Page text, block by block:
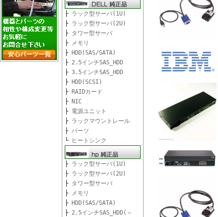
├ ラック型サーバ(1U)
├ ラック型サーバ(2U)
├ タワー型サーバ
├ メモリ
├ HDD(SAS/SATA)
├ 2.5インチSAS_HDD
├ 3.5インチSAS_HDD
├ HDD(SCSI)
├ RAIDカード
├ NIC
├ 電源ユニット
├ ラックマウントレール
├ パーツ
└ ヒートシンク
├ ラック型サーバ(1U)
├ ラック型サーバ(2U)
├ タワー型サーバ
├ メモリ
├ HDD(SAS/SATA)
├ 2.5インチSAS_HDD(～